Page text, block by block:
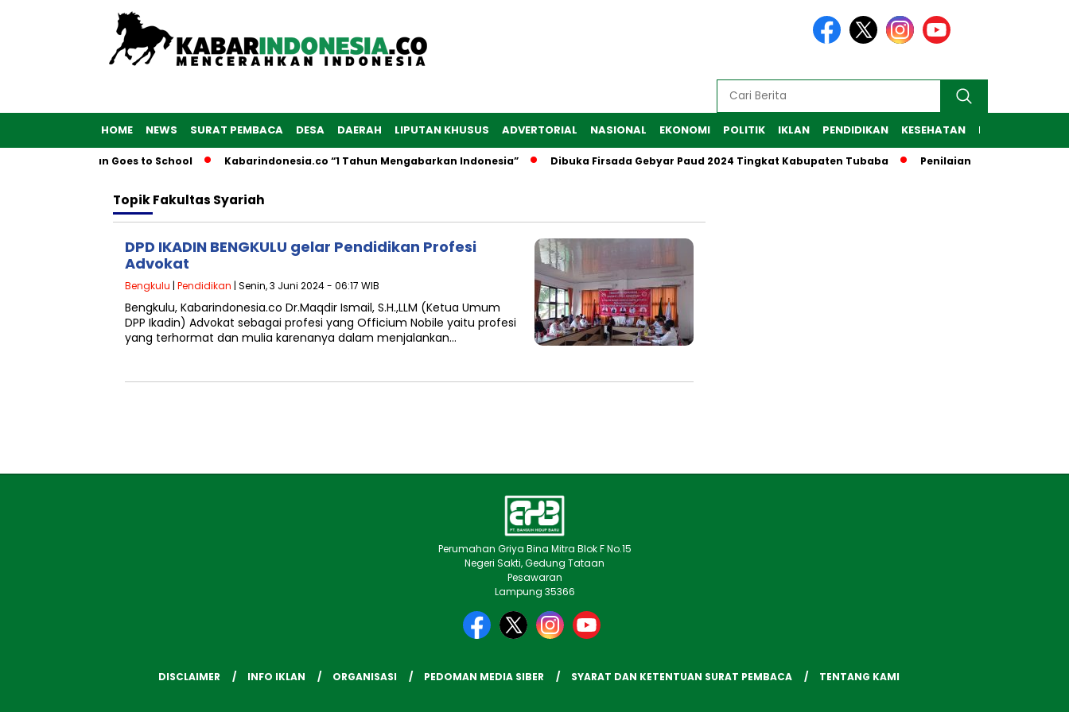
HOME NEWS SURAT PEMBACA DESA DAERAH LIPUTAN KHUSUS ADVERTORIAL NASIONAL EKONOMI POLITIK IKLAN PENDIDIKAN KESEHATAN RAGAM
Laksanakan Goes to School Kabarindonesia.co “1 Tahun Mengabarkan Indonesia” Dibuka Firsada Gebyar Paud 2024 Tingkat Kabupaten Tubaba Penilaian Lomba
TopikFakultas Syariah
DPD IKADIN BENGKULU gelar Pendidikan Profesi
Advokat
Bengkulu | Pendidikan | Senin, 3 Juni 2024 - 06:17 WIB
Bengkulu, Kabarindonesia.co Dr.Maqdir Ismail, S.H.,LLM (Ketua Umum
DPP Ikadin) Advokat sebagai profesi yang Officium Nobile yaitu profesi
yang terhormat dan mulia karenanya dalam menjalankan…
Perumahan Griya Bina Mitra Blok F No.15
Negeri Sakti, Gedung Tataan
Pesawaran
Lampung 35366
DISCLAIMER INFO IKLAN ORGANISASI PEDOMAN MEDIA SIBER SYARAT DAN KETENTUAN SURAT PEMBACA TENTANG KAMI